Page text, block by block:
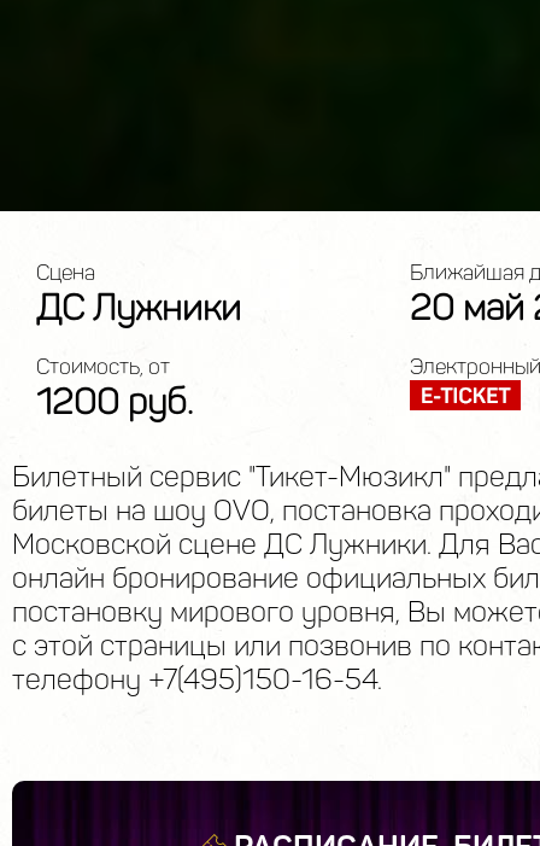
Сцена
ДС Лужники
Ближайшая
20 май
Стоимость, от
1200 руб.
Билетный сервис "Тикет-Мюзикл"
билеты на шоу OVO, постановка
Московской сцене ДС Лужники. Для
онлайн бронирование официальных
постановку мирового уровня, Вы
с этой страницы или позвонив по
телефону +7(495)150-16-54.